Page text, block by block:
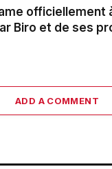
officiellement
Biro et de ses
ADD A COMMENT